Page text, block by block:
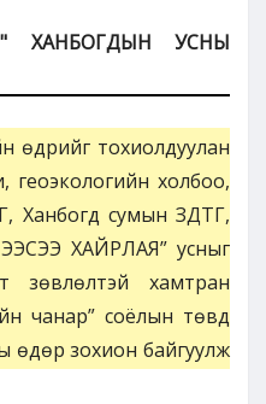
ХАНБОГДЫН УСНЫ
тохиолдуулан
геоэкологийн холбоо,
Ханбогд сумын ЗДТГ,
ХАЙРЛАЯ” усныг
зөвлөлтэй хамтран
чанар” соёлын төвд
өдөр зохион байгуулж